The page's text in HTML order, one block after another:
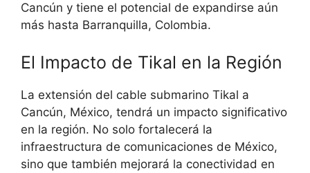
Cancún y tiene el potencial de expandirse aún
más hasta Barranquilla, Colombia.
El Impacto de Tikal en la Región
La extensión del cable submarino Tikal a
Cancún, México, tendrá un impacto significativo
en la región. No solo fortalecerá la
infraestructura de comunicaciones de México,
sino que también mejorará la conectividad en